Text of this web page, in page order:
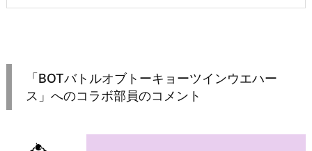
「BOTバトルオブトーキョーツインウエハー
ス」へのコラボ部員のコメント